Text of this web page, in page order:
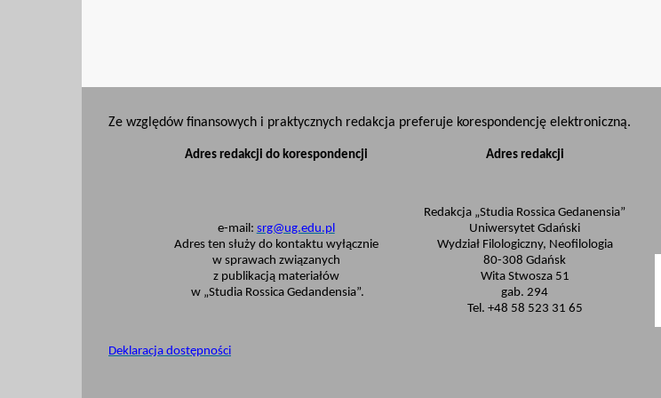
Ze względów finansowych i praktycznych redakcja preferuje korespondencję elektroniczną.
Adres redakcji do korespondencji Adres redakcji
e-mail: srg@ug.edu.pl
Adres ten służy do kontaktu wyłącznie
w sprawach związanych
z publikacją materiałów
w „Studia Rossica Gedandensia”.
Redakcja „Studia Rossica Gedanensia”
Uniwersytet Gdański
Wydział Filologiczny, Neofilologia
80-308 Gdańsk
Wita Stwosza 51
gab. 294
Tel. +48 58 523 31 65
Deklaracja dostępności